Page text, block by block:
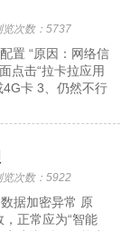
览次数：5737
置 “原因：网络信
点击“拉卡拉应用
4G卡 3、仍然不行
览次数：5922
据加密异常 原
正常应为“智能